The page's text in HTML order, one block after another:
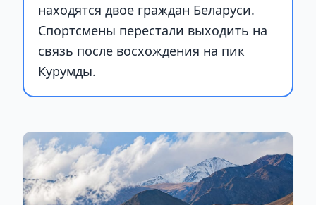
находятся двое граждан Беларуси.
Спортсмены перестали выходить на
связь после восхождения на пик
Курумды.